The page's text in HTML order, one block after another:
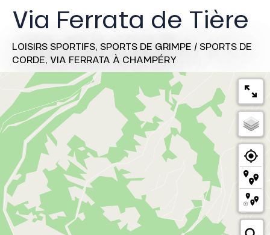
Via Ferrata de Tière
LOISIRS SPORTIFS, SPORTS DE GRIMPE / SPORTS DE
CORDE, VIA FERRATA À CHAMPÉRY